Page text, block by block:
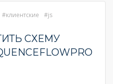
клиентские
js
СХЕМУ